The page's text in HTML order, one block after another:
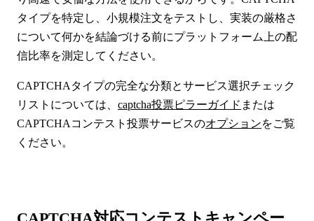
タイプを特定し、小規模注文をテストし、実装の厳格さ
について何かを結論づける前にプラットフォーム上の配
信比率を測定してください。
CAPTCHAタイプの完全な分類とサービス選択チェック
リストについては、 captcha投票ピラーガイド または
CAPTCHAコンテスト投票サービスのオプションをご覧
ください。